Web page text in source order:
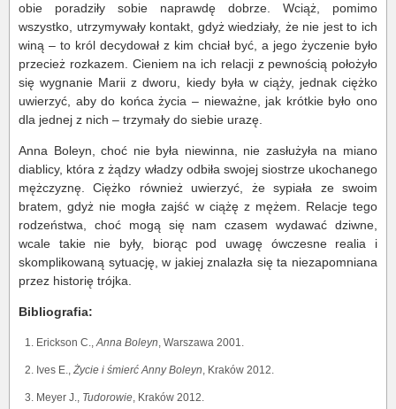
obie poradziły sobie naprawdę dobrze. Wciąż, pomimo
wszystko, utrzymywały kontakt, gdyż wiedziały, że nie jest to ich
winą – to król decydował z kim chciał być, a jego życzenie było
przecież rozkazem. Cieniem na ich relacji z pewnością położyło
się wygnanie Marii z dworu, kiedy była w ciąży, jednak ciężko
uwierzyć, aby do końca życia – nieważne, jak krótkie było ono
dla jednej z nich – trzymały do siebie urazę.
Anna Boleyn, choć nie była niewinna, nie zasłużyła na miano
diablicy, która z żądzy władzy odbiła swojej siostrze ukochanego
mężczyznę. Ciężko również uwierzyć, że sypiała ze swoim
bratem, gdyż nie mogła zajść w ciążę z mężem. Relacje tego
rodzeństwa, choć mogą się nam czasem wydawać dziwne,
wcale takie nie były, biorąc pod uwagę ówczesne realia i
skomplikowaną sytuację, w jakiej znalazła się ta niezapomniana
przez historię trójka.
Bibliografia:
Erickson C.,Anna Boleyn, Warszawa 2001.
Ives E., Życie i śmierć Anny Boleyn, Kraków 2012.
Meyer J., Tudorowie, Kraków 2012.